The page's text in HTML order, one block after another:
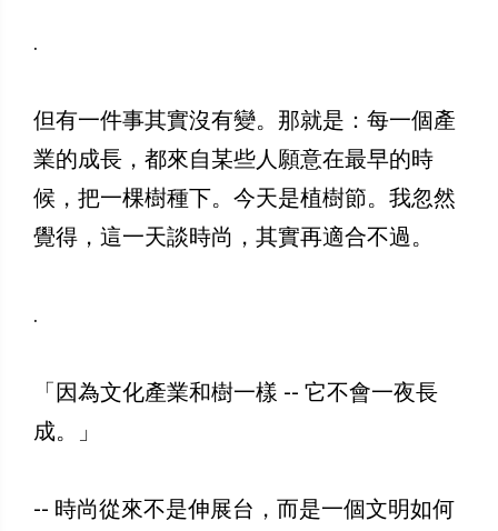
.
但有一件事其實沒有變。那就是：每一個產
業的成長，都來自某些人願意在最早的時
候，把一棵樹種下。今天是植樹節。我忽然
覺得，這一天談時尚，其實再適合不過。
.
「因為文化產業和樹一樣 -- 它不會一夜長
成。」
-- 時尚從來不是伸展台，而是一個文明如何